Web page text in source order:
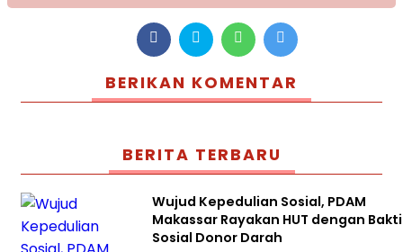
BERIKAN KOMENTAR
BERITA TERBARU
Wujud Kepedulian Sosial, PDAM
Makassar Rayakan HUT dengan Bakti
Sosial Donor Darah